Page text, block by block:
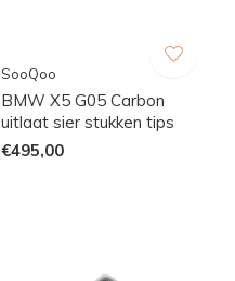
SooQoo
BMW X5 G05 Carbon
uitlaat sier stukken tips
€495,00